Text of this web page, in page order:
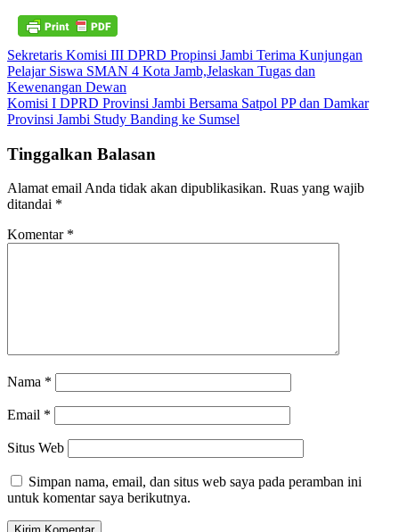
Navigasi
pos
Sekretaris Komisi III DPRD Propinsi Jambi Terima Kunjungan
Pelajar Siswa SMAN 4 Kota Jamb,Jelaskan Tugas dan
Kewenangan Dewan
Komisi I DPRD Provinsi Jambi Bersama Satpol PP dan Damkar
Provinsi Jambi Study Banding ke Sumsel
Tinggalkan Balasan
Alamat email Anda tidak akan dipublikasikan. Ruas yang wajib
ditandai *
Komentar *
Nama *
Email *
Situs Web
Simpan nama, email, dan situs web saya pada peramban ini
untuk komentar saya berikutnya.